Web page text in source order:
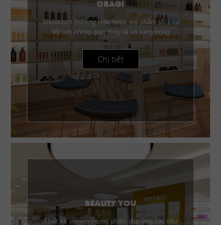
OBAGI
Showroom thương hiệu dược mỹ phẩm số 1 tại
Mỹ với không gian rộng rãi và sang trọng
Chi tiết
BEAUTY YOU
Thiết kế showroom mỹ phẩm đáp ứng các tiêu